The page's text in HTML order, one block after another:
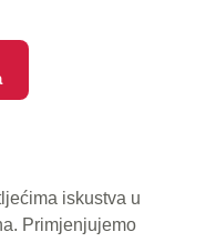
iskustva u
Primjenjujemo